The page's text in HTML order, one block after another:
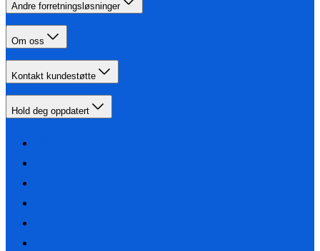
Andre forretningsløsninger
Om oss
Kontakt kundestøtte
Hold deg oppdatert